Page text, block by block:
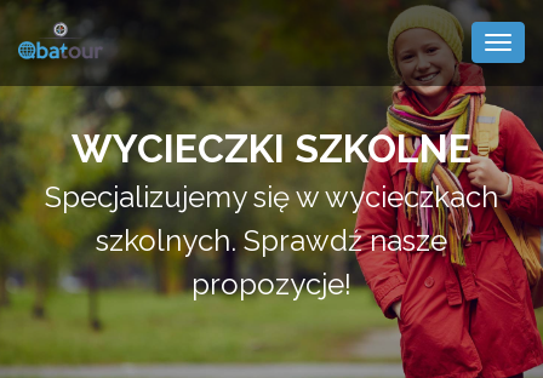
WYCIECZKI SZKOLNE
Specjalizujemy się w wycieczkach
szkolnych. Sprawdź nasze
propozycje!